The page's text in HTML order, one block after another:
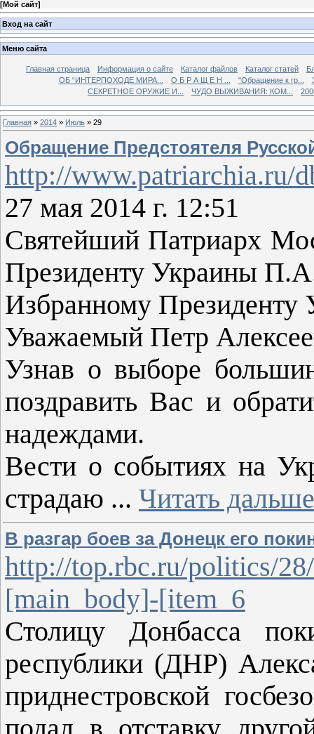
[Мой сайт]
Вход на сайт
Меню сайта
Главная страница Информация о сайте Каталог файлов Каталог статей
ОБ “ИНТЕРПОХОДЕ МИРА...
О Б Р А Щ Е Н ... "Обращение к гр...
СЕКРЕТНОЕ ОРУЖИЕ И...
ЧУДО ВЫЖИВАНИЯ: КОМ...
Главная » 2014 » Июль » 29
Обращение Предстоятеля
http://www.patriarchia.ru/
27 мая 2014 г. 12:51
Святейший Патриарх
Президенту Украины
Избранному
Уважаемый Петр
Узнав о выборе
поздравить Вас и
надеждами.
Вести о событиях на
страдаю ... Читать
В разгар боев за Донецк его
http://top.rbc.ru/politics/
[main_body]-[item_6
Столицу Донбасса
республики (ДНР)
приднестровской